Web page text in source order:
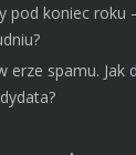
pod koniec roku
erze spamu. Jak